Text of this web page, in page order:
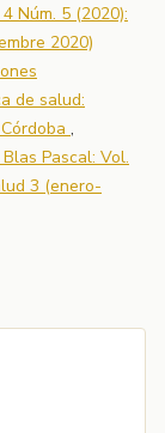
Núm. 5 (2020):
2020)
de salud:
,
Pascal: Vol.
3 (enero-